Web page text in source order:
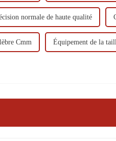
normale de haute qualité
Cmm Équipement de la